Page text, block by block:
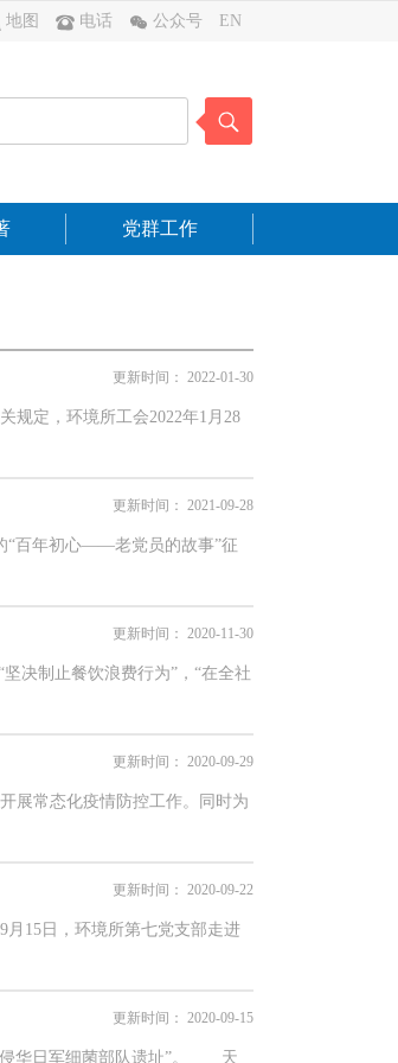
地图 电话 公众号 EN
党群工作
更新时间： 2022-01-30
规定，环境所工会2022年1月28
更新时间： 2021-09-28
“百年初心——老党员的故事”征
更新时间： 2020-11-30
决制止餐饮浪费行为”，“在全社
更新时间： 2020-09-29
展常态化疫情防控工作。同时为
更新时间： 2020-09-22
15日，环境所第七党支部走进
更新时间： 2020-09-15
侵华日军细菌部队遗址”。 天